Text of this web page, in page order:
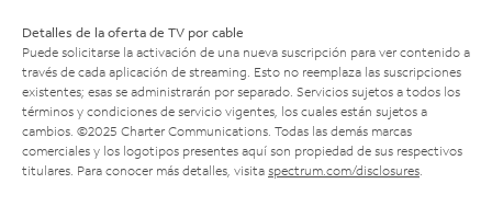
Detalles de la oferta de TV por cable
Puede solicitarse la activación de una nueva suscripción para ver contenido a
través de cada aplicación de streaming. Esto no reemplaza las suscripciones
existentes; esas se administrarán por separado. Servicios sujetos a todos los
términos y condiciones de servicio vigentes, los cuales están sujetos a
cambios. ©2025 Charter Communications. Todas las demás marcas
comerciales y los logotipos presentes aquí son propiedad de sus respectivos
titulares. Para conocer más detalles, visita spectrum.com/disclosures